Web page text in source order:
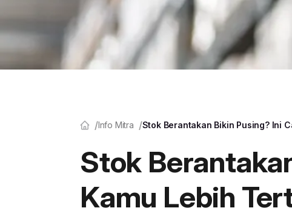
Info Mitra Stok Berantakan Bikin Pusing? Ini
Stok
Kamu Lebih